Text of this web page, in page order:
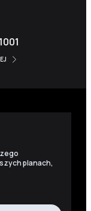
planach,